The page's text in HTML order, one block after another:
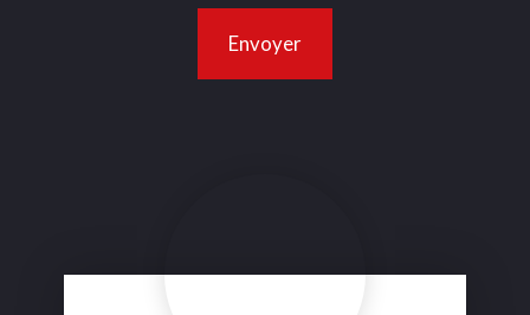
Envoyer